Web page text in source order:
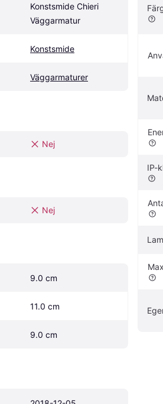
Konstsmide Chieri
Väggarmatur
Konstsmide
Väggarmaturer
Nej
Nej
9.0 cm
11.0 cm
9.0 cm
IP-